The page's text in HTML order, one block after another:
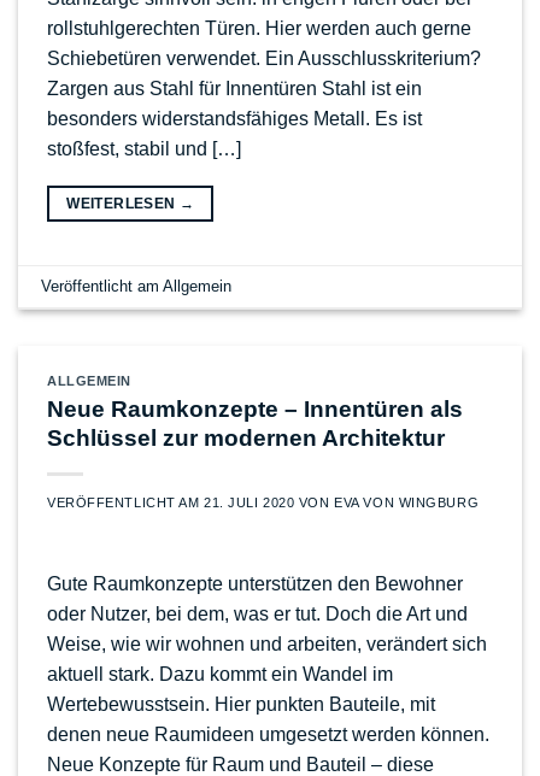
rollstuhlgerechten Türen. Hier werden auch gerne
Schiebetüren verwendet. Ein Ausschlusskriterium?
Zargen aus Stahl für Innentüren Stahl ist ein
besonders widerstandsfähiges Metall. Es ist
stoßfest, stabil und […]
WEITERLESEN →
Veröffentlicht amAllgemein
ALLGEMEIN
Neue Raumkonzepte – Innentüren als
Schlüssel zur modernen Architektur
VERÖFFENTLICHT AM21. JULI 2020 VONEVA VON WINGBURG
Gute Raumkonzepte unterstützen den Bewohner
oder Nutzer, bei dem, was er tut. Doch die Art und
Weise, wie wir wohnen und arbeiten, verändert sich
aktuell stark. Dazu kommt ein Wandel im
Wertebewusstsein. Hier punkten Bauteile, mit
denen neue Raumideen umgesetzt werden können.
Neue Konzepte für Raum und Bauteil – diese